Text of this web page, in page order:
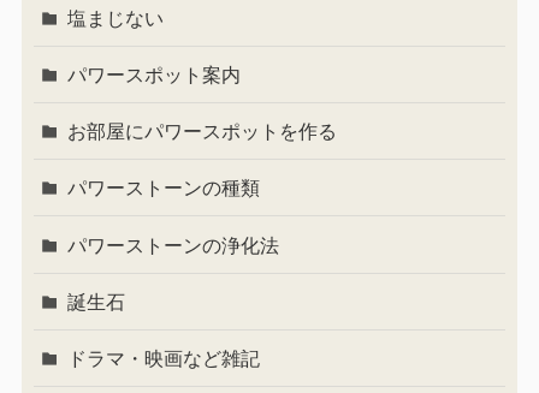
塩まじない
パワースポット案内
お部屋にパワースポットを作る
パワーストーンの種類
パワーストーンの浄化法
誕生石
ドラマ・映画など雑記